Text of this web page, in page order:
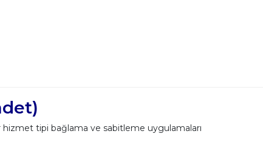
tipi bağlama ve sabitleme uygulamaları